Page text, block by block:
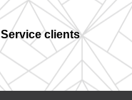
Service clients